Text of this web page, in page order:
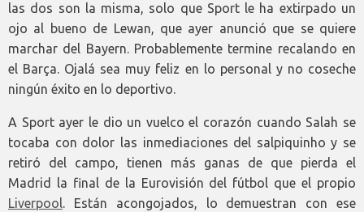
las dos son la misma, solo que Sport le ha extirpado un
ojo al bueno de Lewan, que ayer anunció que se quiere
marchar del Bayern. Probablemente termine recalando en
el Barça. Ojalá sea muy feliz en lo personal y no coseche
ningún éxito en lo deportivo.
A Sport ayer le dio un vuelco el corazón cuando Salah se
tocaba con dolor las inmediaciones del salpiquinho y se
retiró del campo, tienen más ganas de que pierda el
Madrid la final de la Eurovisión del fútbol que el propio
Liverpool. Están acongojados, lo demuestran con ese